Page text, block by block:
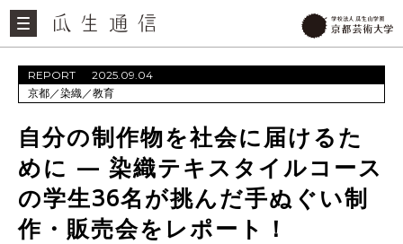
REPORT 2025.09.04
京都／染織／教育
自分の制作物を社会に届けるた
めに — 染織テキスタイルコース
の学生36名が挑んだ手ぬぐい制
作・販売会をレポート！